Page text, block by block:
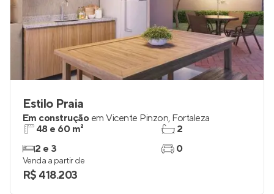
Estilo Praia
Em construção em Vicente Pinzon, Fortaleza
48 e 60 m²
2 e 3
2
0
Venda a partir de
R$ 418.203